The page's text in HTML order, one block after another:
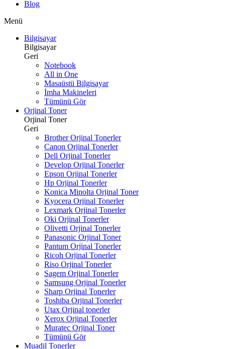
Blog
Menü
Bilgisayar
Bilgisayar
Geri
Notebook
All in One
Masaüstü Bilgisayar
İmha Makineleri
Tümünü Gör
Orjinal Toner
Orjinal Toner
Geri
Brother Orjinal Tonerler
Canon Orjinal Tonerler
Dell Orjinal Tonerler
Develop Orjinal Tonerler
Epson Orjinal Tonerler
Hp Orjinal Tonerler
Konica Minolta Orjinal Toner
Kyocera Orjinal Tonerler
Lexmark Orjinal Tonerler
Oki Orjinal Tonerler
Olivetti Orjinal Tonerler
Panasonic Orjinal Toner
Pantum Orjinal Tonerler
Ricoh Orjinal Tonerler
Riso Orjinal Tonerler
Sagem Orjinal Tonerler
Samsung Orjinal Tonerler
Sharp Orjinal Tonerler
Toshiba Orjinal Tonerler
Utax Orjinal tonerler
Xerox Orjinal Tonerler
Muratec Orjinal Toner
Tümünü Gör
Muadil Tonerler